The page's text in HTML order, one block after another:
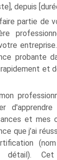
depuis
partie de
probante
rapidement et
d'apprendre
et mes
que j’ai
Cet